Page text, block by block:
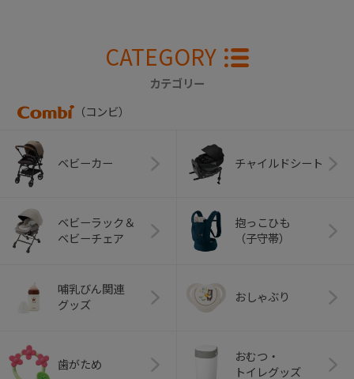
CATEGORY
カテゴリー
（コンビ）
ベビーカー チャイルドシート
ベビーラック＆
ベビーチェア
抱っこひも
（子守帯）
哺乳びん関連
グッズ
おしゃぶり
歯がため
おむつ・
トイレグッズ